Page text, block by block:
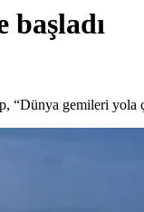
“Dünya gemileri yola